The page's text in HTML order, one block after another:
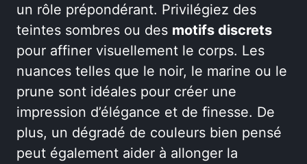
un rôle prépondérant. Privilégiez des
teintes sombres ou des motifs discrets
pour affiner visuellement le corps. Les
nuances telles que le noir, le marine ou le
prune sont idéales pour créer une
impression d’élégance et de finesse. De
plus, un dégradé de couleurs bien pensé
peut également aider à allonger la